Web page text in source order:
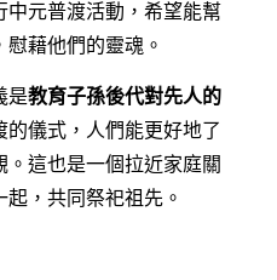
元普渡活動，希望能幫
藉他們的靈魂。
是教育子孫後代對先人的
的儀式，人們能更好地了
這也是一個拉近家庭關
，共同祭祀祖先。